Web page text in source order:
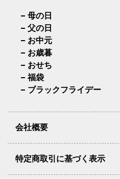
母の日
父の日
お中元
お歳暮
おせち
福袋
ブラックフライデー
会社概要
特定商取引に基づく表示